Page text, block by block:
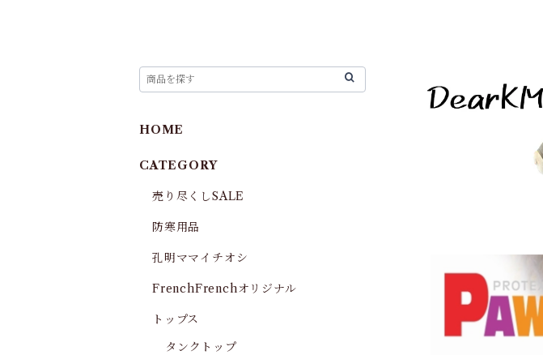
HOME
CATEGORY
売り尽くしSALE
防寒用品
孔明ママイチオシ
FrenchFrenchオリジナル
トップス
タンクトップ